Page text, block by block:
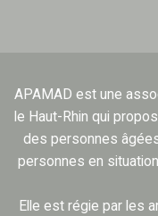
APAMAD est une
le Haut-Rhin qui
des personnes
personnes en
Elle est régie par les